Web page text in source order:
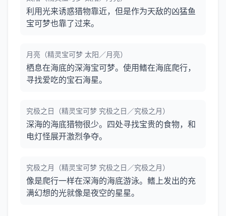
利用光来诱惑猎物靠近，但是作为天敌的凶猛鱼
宝可梦也靠了过来。
月亮（精灵宝可梦 太阳／月亮）
栖息在海底的深海宝可梦。使用鳍在海底爬行，
寻找爱吃的宝石海星。
究极之日（精灵宝可梦 究极之日／究极之月）
深海的海底猎物很少。四处寻找宝贵的食物，和
电灯怪展开激烈争夺。
究极之月（精灵宝可梦 究极之日／究极之月）
像是爬行一样在深海的海底游泳。鳍上发出的充
满幻想的光就像是夜空的星星。